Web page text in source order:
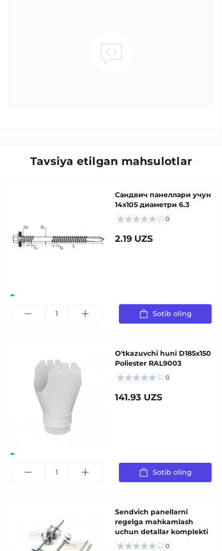
Tavsiya etilgan mahsulotlar
Сандвич панеллари учун
14x105 диаметри 6.3
0
2.19 UZS
Sotib oling
O'tkazuvchi huni D185х150
Poliester RAL9003
0
141.93 UZS
Sotib oling
Sendvich panellarni
regelga mahkamlash
uchun detallar komplekti
0